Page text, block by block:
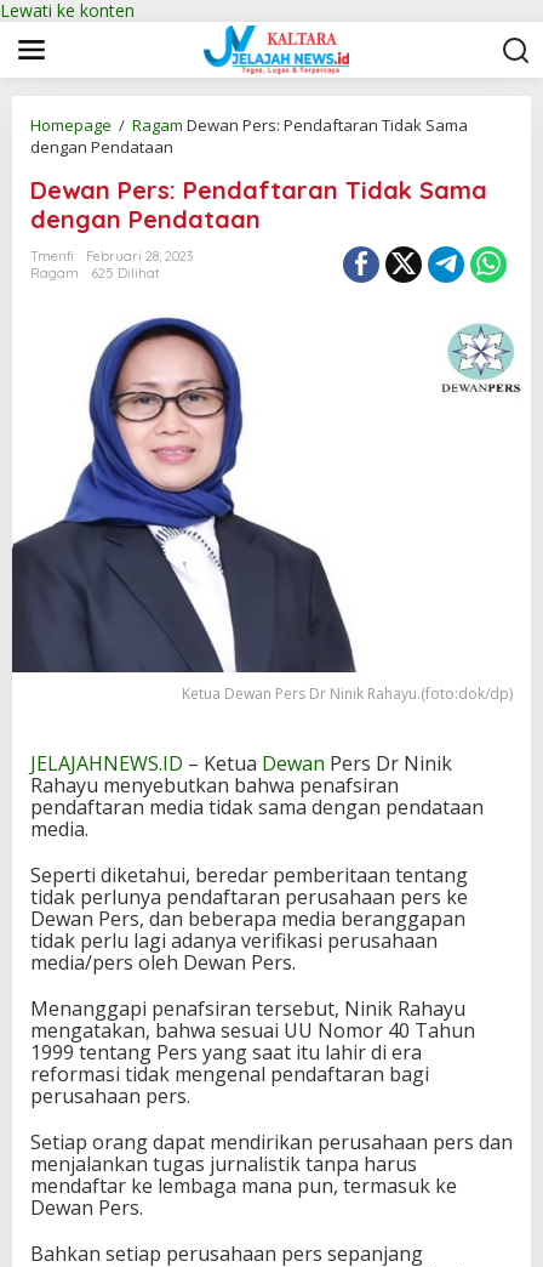
Lewati ke konten
Homepage / Ragam Dewan Pers: Pendaftaran Tidak Sama
dengan Pendataan
Dewan Pers: Pendaftaran Tidak Sama
dengan Pendataan
Tmenfi
Februari 28, 2023
Ragam
625 Dilihat
Ketua Dewan Pers Dr Ninik Rahayu.(foto:dok/dp)
JELAJAHNEWS.ID – Ketua Dewan Pers Dr Ninik
Rahayu menyebutkan bahwa penafsiran
pendaftaran media tidak sama dengan pendataan
media.
Seperti diketahui, beredar pemberitaan tentang
tidak perlunya pendaftaran perusahaan pers ke
Dewan Pers, dan beberapa media beranggapan
tidak perlu lagi adanya verifikasi perusahaan
media/pers oleh Dewan Pers.
Menanggapi penafsiran tersebut, Ninik Rahayu
mengatakan, bahwa sesuai UU Nomor 40 Tahun
1999 tentang Pers yang saat itu lahir di era
reformasi tidak mengenal pendaftaran bagi
perusahaan pers.
Setiap orang dapat mendirikan perusahaan pers dan
menjalankan tugas jurnalistik tanpa harus
mendaftar ke lembaga mana pun, termasuk ke
Dewan Pers.
Bahkan setiap perusahaan pers sepanjang